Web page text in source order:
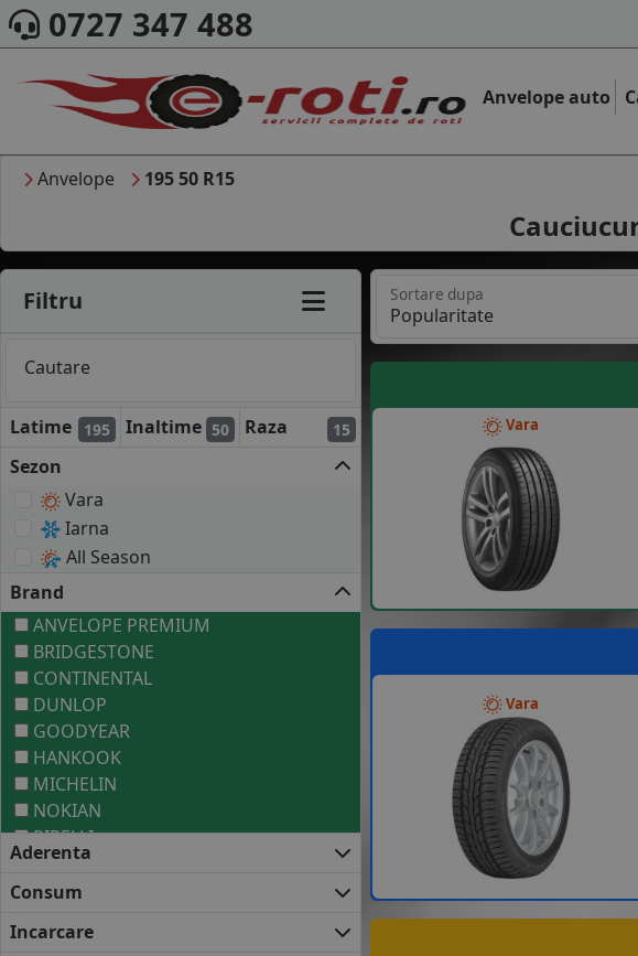
0727 347 488
Anvelope auto
Anvelope 195 50 R15
Filtru
Cautare
Latime 195 Inaltime 50 Raza 15
Sezon
Vara
Iarna
All Season
Brand
ANVELOPE PREMIUM
BRIDGESTONE
CONTINENTAL
DUNLOP
GOODYEAR
HANKOOK
MICHELIN
NOKIAN
PIRELLI
ANVELOPE MEDII
BARUM
DEBICA
Aderenta
Consum
Incarcare
Sortare dupa
Vara
Vara